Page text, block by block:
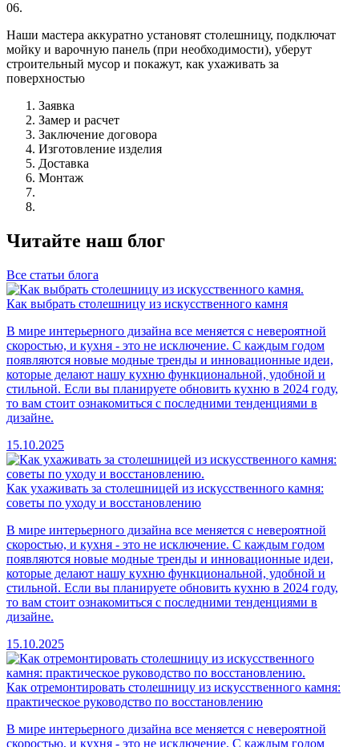
06.
Наши мастера аккуратно установят столешницу, подключат
мойку и варочную панель (при необходимости), уберут
строительный мусор и покажут, как ухаживать за
поверхностью
Заявка
Замер и расчет
Заключение договора
Изготовление изделия
Доставка
Монтаж
Читайте наш блог
Все статьи блога
Как выбрать столешницу из искусственного камня
В мире интерьерного дизайна все меняется с невероятной
скоростью, и кухня - это не исключение. С каждым годом
появляются новые модные тренды и инновационные идеи,
которые делают нашу кухню функциональной, удобной и
стильной. Если вы планируете обновить кухню в 2024 году,
то вам стоит ознакомиться с последними тенденциями в
дизайне.
15.10.2025
Как ухаживать за столешницей из искусственного камня:
советы по уходу и восстановлению
В мире интерьерного дизайна все меняется с невероятной
скоростью, и кухня - это не исключение. С каждым годом
появляются новые модные тренды и инновационные идеи,
которые делают нашу кухню функциональной, удобной и
стильной. Если вы планируете обновить кухню в 2024 году,
то вам стоит ознакомиться с последними тенденциями в
дизайне.
15.10.2025
Как отремонтировать столешницу из искусственного камня:
практическое руководство по восстановлению
В мире интерьерного дизайна все меняется с невероятной
скоростью, и кухня - это не исключение. С каждым годом